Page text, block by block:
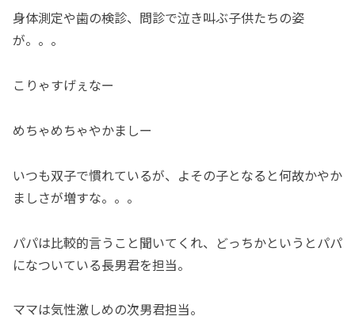
身体測定や歯の検診、問診で泣き叫ぶ子供たちの姿
が。。。
こりゃすげぇなー
めちゃめちゃやかましー
いつも双子で慣れているが、よその子となると何故かやか
ましさが増すな。。。
パパは比較的言うこと聞いてくれ、どっちかというとパパ
になついている長男君を担当。
ママは気性激しめの次男君担当。